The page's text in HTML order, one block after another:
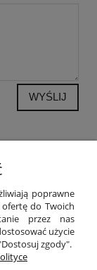
WYŚLIJ
poprawne
do Twoich
przez nas
użycie
zgody".